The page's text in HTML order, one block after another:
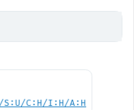
S:U/C:H/I:H/A:H